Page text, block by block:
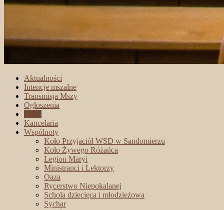
Aktualności
Intencje mszalne
Transmisja Mszy
Ogłoszenia
Kancelaria
Wspólnoty
Koło Przyjaciół WSD w Sandomierzu
Koło Żywego Różańca
Legion Maryi
Ministranci i Lektorzy
Oaza
Rycerstwo Niepokalanej
Schola dziecięca i młodzieżowa
Sychar